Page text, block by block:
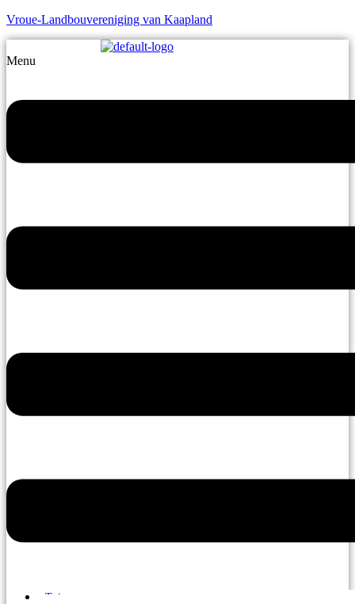
Vroue-Landbouvereniging van Kaapland
Menu
Tuis